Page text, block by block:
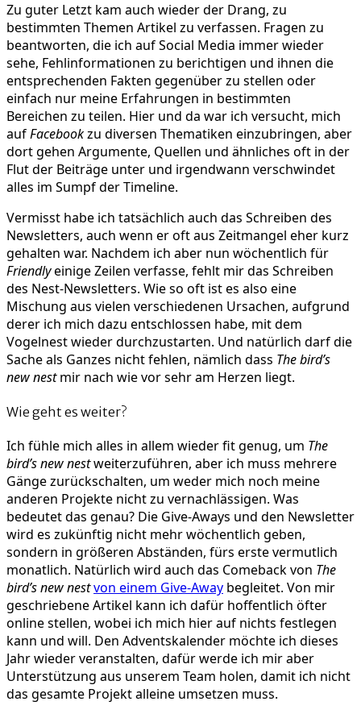
Zu guter Letzt kam auch wieder der Drang, zu
bestimmten Themen Artikel zu verfassen. Fragen zu
beantworten, die ich auf Social Media immer wieder
sehe, Fehlinformationen zu berichtigen und ihnen die
entsprechenden Fakten gegenüber zu stellen oder
einfach nur meine Erfahrungen in bestimmten
Bereichen zu teilen. Hier und da war ich versucht, mich
aufFacebookzu diversen Thematiken einzubringen, aber
dort gehen Argumente, Quellen und ähnliches oft in der
Flut der Beiträge unter und irgendwann verschwindet
alles im Sumpf der Timeline.
Vermisst habe ich tatsächlich auch das Schreiben des
Newsletters, auch wenn er oft aus Zeitmangel eher kurz
gehalten war. Nachdem ich aber nun wöchentlich für
Friendlyeinige Zeilen verfasse, fehlt mir das Schreiben
des Nest-Newsletters. Wie so oft ist es also eine
Mischung aus vielen verschiedenen Ursachen, aufgrund
derer ich mich dazu entschlossen habe, mit dem
Vogelnest wieder durchzustarten. Und natürlich darf die
Sache als Ganzes nicht fehlen, nämlich dass The bird’s
new nestmir nach wie vor sehr am Herzen liegt.
Wie geht es weiter?
Ich fühle mich alles in allem wieder fit genug, um The
bird’s new nestweiterzuführen, aber ich muss mehrere
Gänge zurückschalten, um weder mich noch meine
anderen Projekte nicht zu vernachlässigen. Was
bedeutet das genau? Die Give-Aways und den Newsletter
wird es zukünftig nicht mehr wöchentlich geben,
sondern in größeren Abständen, fürs erste vermutlich
monatlich. Natürlich wird auch das Comeback von The
bird’s new nestvon einem Give-Away begleitet. Von mir
geschriebene Artikel kann ich dafür hoffentlich öfter
online stellen, wobei ich mich hier auf nichts festlegen
kann und will. Den Adventskalender möchte ich dieses
Jahr wieder veranstalten, dafür werde ich mir aber
Unterstützung aus unserem Team holen, damit ich nicht
das gesamte Projekt alleine umsetzen muss.